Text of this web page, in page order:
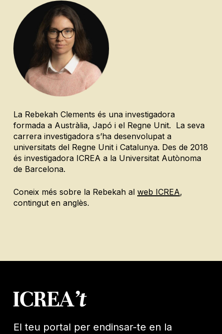
La Rebekah Clements és una investigadora
formada a Austràlia, Japó i el Regne Unit. La seva
carrera investigadora s’ha desenvolupat a
universitats del Regne Unit i Catalunya. Des de 2018
és investigadora ICREA a la Universitat Autònoma
de Barcelona.
Coneix més sobre la Rebekah alweb ICREA,
contingut en anglès.
El teu portal per endinsar-te en la